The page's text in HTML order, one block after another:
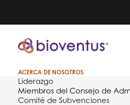
ACERCA DE NOSOTROS
Liderazgo
Miembros del Consejo de
Comité de Subvenciones